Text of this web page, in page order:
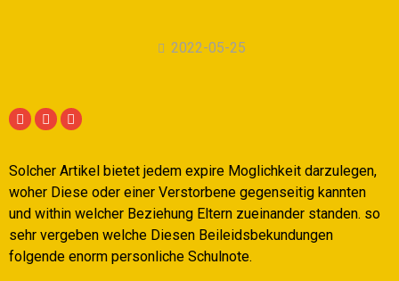
2022-05-25
Solcher Artikel bietet jedem expire Moglichkeit darzulegen,
woher Diese oder einer Verstorbene gegenseitig kannten
und within welcher Beziehung Eltern zueinander standen. so
sehr vergeben welche Diesen Beileidsbekundungen
folgende enorm personliche Schulnote.